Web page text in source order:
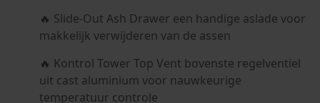
Slide-Out Ash Drawer een handige aslade voor
makkelijk verwijderen van de assen
Kontrol Tower Top Vent bovenste regelventiel
uit cast aluminium voor nauwkeurige
temperatuur controle